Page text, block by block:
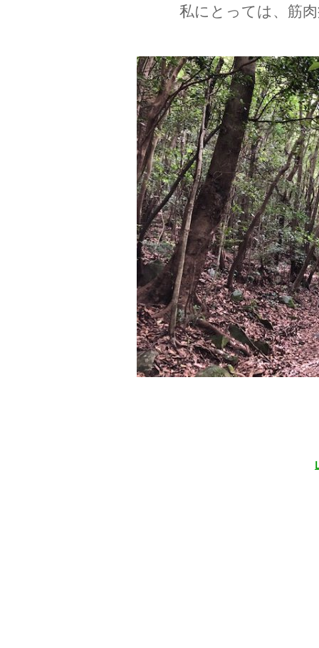
私にとっては、筋